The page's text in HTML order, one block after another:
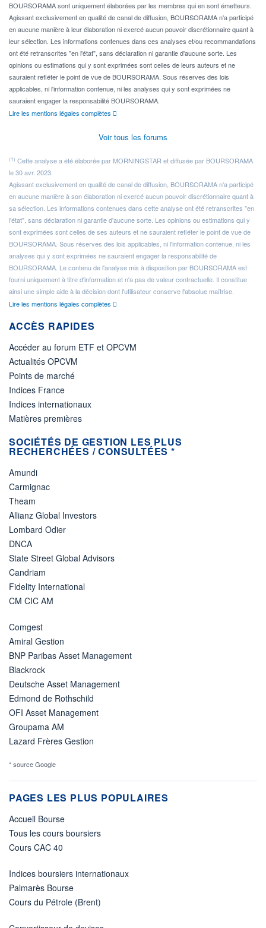
BOURSORAMA sont uniquement élaborées par les membres qui en sont émetteurs.
Agissant exclusivement en qualité de canal de diffusion, BOURSORAMA n'a participé
en aucune manière à leur élaboration ni exercé aucun pouvoir discrétionnaire quant à
leur sélection. Les informations contenues dans ces analyses et/ou recommandations
ont été retranscrites "en l'état", sans déclaration ni garantie d'aucune sorte. Les
opinions ou estimations qui y sont exprimées sont celles de leurs auteurs et ne
sauraient refléter le point de vue de BOURSORAMA. Sous réserves des lois
applicables, ni l'information contenue, ni les analyses qui y sont exprimées ne
sauraient engager la responsabilité BOURSORAMA.
Lire les mentions légales complètes
Voir tous les forums
(1) Cette analyse a été élaborée par MORNINGSTAR et diffusée par BOURSORAMA
le 30 avr. 2023.
Agissant exclusivement en qualité de canal de diffusion, BOURSORAMA n'a participé
en aucune manière à son élaboration ni exercé aucun pouvoir discrétionnaire quant à
sa sélection. Les informations contenues dans cette analyse ont été retranscrites "en
l'état", sans déclaration ni garantie d'aucune sorte. Les opinions ou estimations qui y
sont exprimées sont celles de ses auteurs et ne sauraient refléter le point de vue de
BOURSORAMA. Sous réserves des lois applicables, ni l'information contenue, ni les
analyses qui y sont exprimées ne sauraient engager la responsabilité de
BOURSORAMA. Le contenu de l'analyse mis à disposition par BOURSORAMA est
fourni uniquement à titre d'information et n'a pas de valeur contractuelle. Il constitue
ainsi une simple aide à la décision dont l'utilisateur conserve l'absolue maîtrise.
Lire les mentions légales complètes
ACCÈS RAPIDES
Accéder au forum ETF et OPCVM
Actualités OPCVM
Points de marché
Indices France
Indices internationaux
Matières premières
SOCIÉTÉS DE GESTION LES PLUS
RECHERCHÉES / CONSULTÉES *
Amundi
Carmignac
Theam
Allianz Global Investors
Lombard Odier
DNCA
State Street Global Advisors
Candriam
Fidelity International
CM CIC AM
Comgest
Amiral Gestion
BNP Paribas Asset Management
Blackrock
Deutsche Asset Management
Edmond de Rothschild
OFI Asset Management
Groupama AM
Lazard Frères Gestion
* source Google
PAGES LES PLUS POPULAIRES
Accueil Bourse
Tous les cours boursiers
Cours CAC 40
Indices boursiers internationaux
Palmarès Bourse
Cours du Pétrole (Brent)